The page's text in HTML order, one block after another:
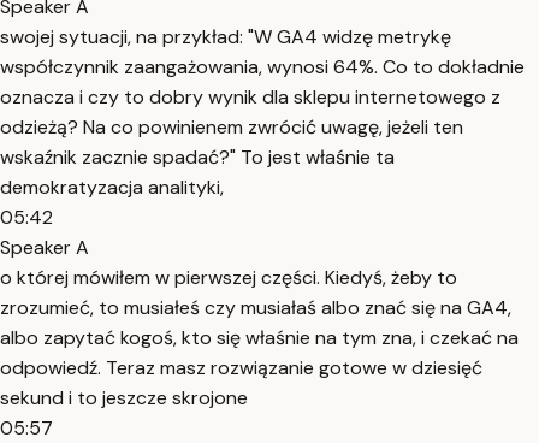
Speaker A
swojej sytuacji, na przykład: "W GA4 widzę metrykę
współczynnik zaangażowania, wynosi 64%. Co to dokładnie
oznacza i czy to dobry wynik dla sklepu internetowego z
odzieżą? Na co powinienem zwrócić uwagę, jeżeli ten
wskaźnik zacznie spadać?" To jest właśnie ta
demokratyzacja analityki,
05:42
Speaker A
o której mówiłem w pierwszej części. Kiedyś, żeby to
zrozumieć, to musiałeś czy musiałaś albo znać się na GA4,
albo zapytać kogoś, kto się właśnie na tym zna, i czekać na
odpowiedź. Teraz masz rozwiązanie gotowe w dziesięć
sekund i to jeszcze skrojone
05:57